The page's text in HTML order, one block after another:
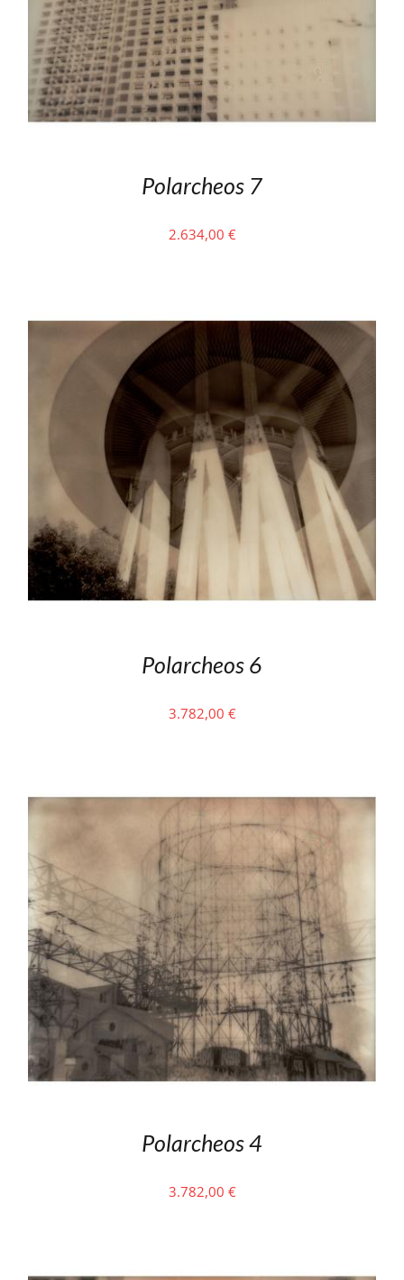
Polarcheos 7
2.634,00 €
Polarcheos 6
3.782,00 €
Polarcheos 4
3.782,00 €